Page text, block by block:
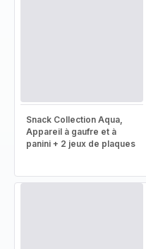
Snack Collection Aqua,
Appareil à gaufre et à
panini + 2 jeux de plaques